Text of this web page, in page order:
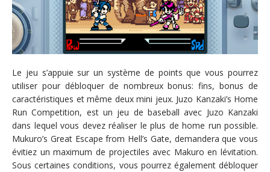
Le jeu s’appuie sur un système de points que vous pourrez
utiliser pour débloquer de nombreux bonus: fins, bonus de
caractéristiques et même deux mini jeux. Juzo Kanzaki’s Home
Run Competition, est un jeu de baseball avec Juzo Kanzaki
dans lequel vous devez réaliser le plus de home run possible.
Mukuro’s Great Escape from Hell’s Gate, demandera que vous
évitiez un maximum de projectiles avec Makuro en lévitation.
Sous certaines conditions, vous pourrez également débloquer